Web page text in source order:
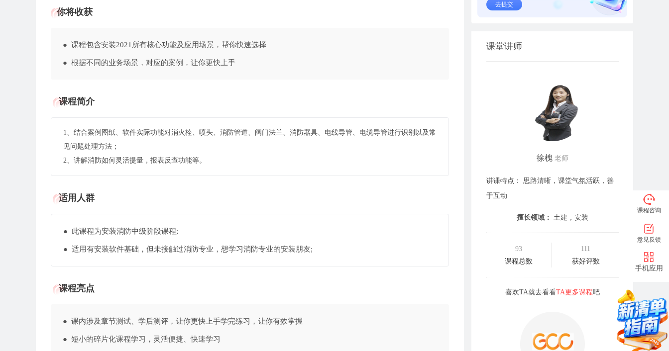
你将收获
● 课程包含安装2021所有核心功能及应用场景，帮你快速选择
● 根据不同的业务场景，对应的案例，让你更快上手
课程简介
1、结合案例图纸、软件实际功能对消火栓、喷头、消防管道、阀门法兰、消防器具、电线导管、电缆导管进行识别以及常
见问题处理方法；
2、讲解消防如何灵活提量，报表反查功能等。
适用人群
● 此课程为安装消防中级阶段课程;
● 适用有安装软件基础，但未接触过消防专业，想学习消防专业的安装朋友;
课程亮点
● 课内涉及章节测试、学后测评，让你更快上手学完练习，让你有效掌握
● 短小的碎片化课程学习，灵活便捷、快速学习
去提交
课堂讲师
徐槐 老师
讲课特点： 思路清晰，课堂气氛活跃，善
于互动
擅长领域： 土建，安装
93
课程总数
111
获好评数
喜欢TA就去看看TA更多课程吧
课程咨询
意见反馈
手机应用